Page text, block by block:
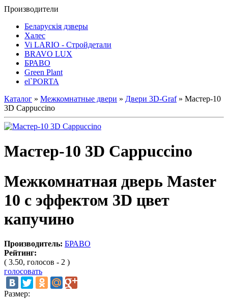
Производители
Беларускія дзверы
Халес
Vi LARIO - Стройдетали
BRAVO LUX
БРАВО
Green Plant
el`PORTA
Каталог » Межкомнатные двери » Двери 3D-Graf» Мастер-10
3D Cappuccino
Мастер-10 3D Cappuccino
Межкомнатная дверь Master
10 с эффектом 3D цвет
капучино
Производитель: БРАВО
Рейтинг:
( 3.50, голосов - 2 )
голосовать
Размер: